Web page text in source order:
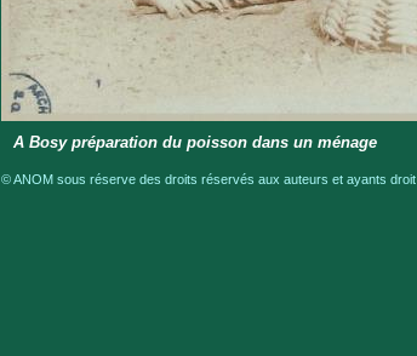
A Bosy préparation du poisson dans un ménage
© ANOM sous réserve des droits réservés aux auteurs et ayants droit